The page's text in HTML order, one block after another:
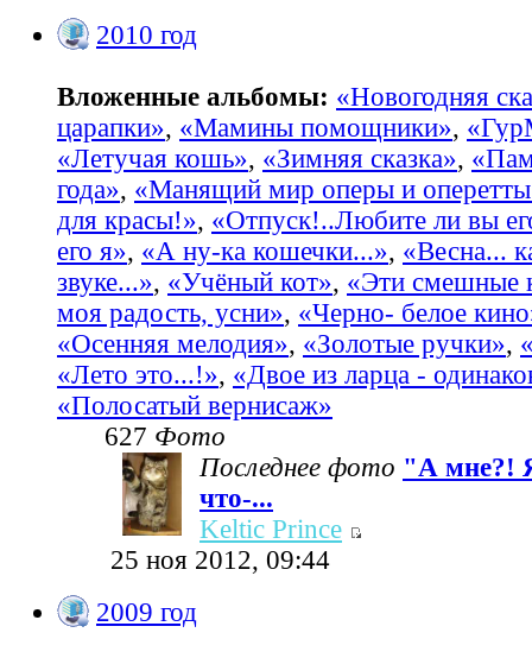
2010 год
Вложенные альбомы: «Новогодняя
царапки», «Мамины помощники»,
«Летучая кошь», «Зимняя сказка»,
года», «Манящий мир оперы и
для красы!», «Отпуск!..Любите ли вы
его я», «А ну-ка кошечки...», «Весна...
звуке...», «Учёный кот», «Эти смешные
моя радость, усни», «Черно- белое
«Осенняя мелодия», «Золотые ручки»,
«Лето это...!», «Двое из ларца -
«Полосатый вернисаж»
627 Фото
Последнее фото "А мне?!
что-...
Keltic Prince
25 ноя 2012, 09:44
2009 год